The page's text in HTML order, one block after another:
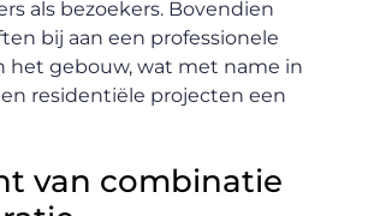
als bezoekers. Bovendien
bij aan een professionele
het gebouw, wat met name in
residentiële projecten een
van combinatie